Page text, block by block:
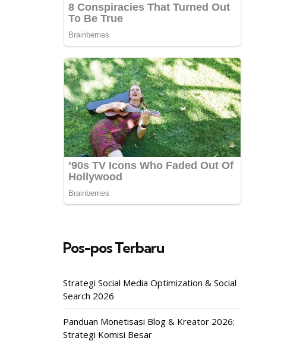
Pos-pos Terbaru
Strategi Social Media Optimization & Social
Search 2026
Panduan Monetisasi Blog & Kreator 2026:
Strategi Komisi Besar